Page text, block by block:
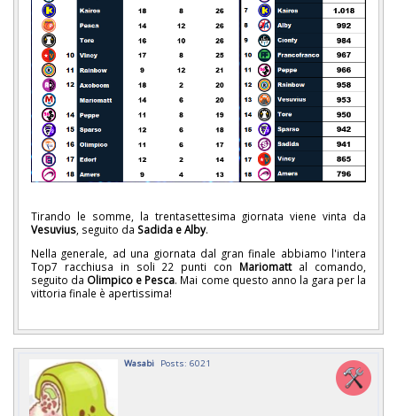
Tirando le somme, la trentasettesima giornata viene vinta da
Vesuvius, seguito da Sadida e Alby.
Nella generale, ad una giornata dal gran finale abbiamo l'intera
Top7 racchiusa in soli 22 punti con Mariomattal comando,
seguito da Olimpico e Pesca. Mai come questo anno la gara per la
vittoria finale è apertissima!
Wasabi Posts: 6021